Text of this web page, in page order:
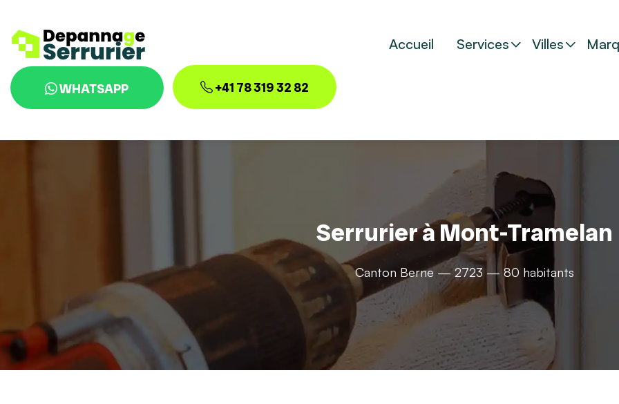
Accueil Services Villes
WHATSAPP +41 78 319 32 82
Serrurier à Mont-Tramelan
Canton Berne — 2723 — 80 habitants